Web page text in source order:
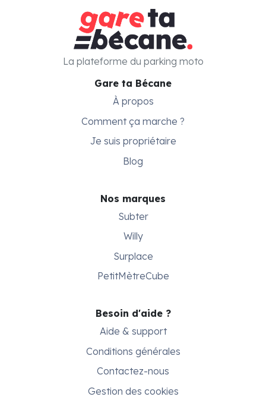
Gare ta Bécane
À propos
Comment ça marche ?
Je suis propriétaire
Blog
Nos marques
Subter
Willy
Surplace
PetitMètreCube
Besoin d'aide ?
Aide & support
Conditions générales
Contactez-nous
Gestion des cookies
La plateforme du parking moto